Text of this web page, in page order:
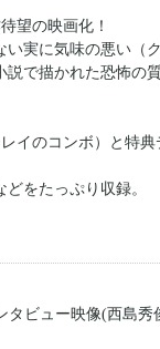
望の映画化！
実に気味の悪い（
で描かれた恐怖の
イのコンボ）と特
をたっぷり収録。
ビュー映像(西島秀